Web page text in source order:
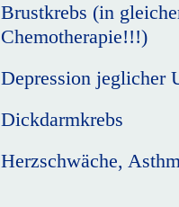
Brustkrebs (in
Chemotherapie!!!)
Depression jeglicher
Dickdarmkrebs
Herzschwäche,